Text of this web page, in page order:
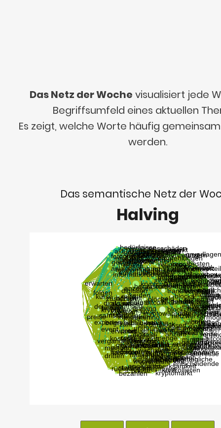
Das Netz der Woche visualisiert jede
Begriffsumfeld eines aktuellen
Es zeigt, welche Worte häufig
werden.
Das semantische Netz der
Halving